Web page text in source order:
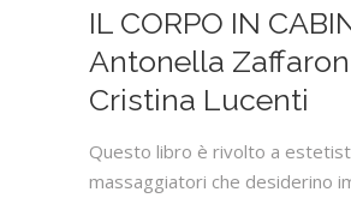
IL CORPO IN
Antonella
Cristina Lucenti
Questo libro è rivolto a
massaggiatori che desiderino